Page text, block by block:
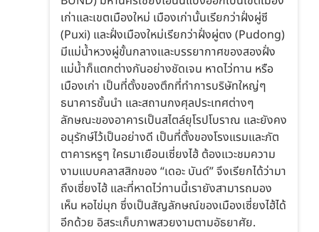
เก่าและเขตเมืองใหม่ เมืองเก่านั้นเรียกว่าฝั่งผู่ซี
(Puxi) และฝั่งเมืองใหม่เรียกว่าฝั่งผู่ตง (Pudong)
มีแม่น้ำหวงผู่ขั้นกลางและบรรยากาศของสองฝั่ง
แม่น้ำก็แตกต่างกันอย่างชัดเจน หาดไว่ทาน หรือ
เมืองเก่า เป็นที่ตั้งของตึกที่ทำการบริษัทใหญ่ๆ
ธนาคารชั้นนำ และสถานกงศุลประเทศต่างๆ
ลักษณะของอาคารเป็นสไตล์ยุโรปโบราณ และยังคง
อนุรักษ์ไว้เป็นอย่างดี เป็นที่ตั้งของโรงแรมและภัต
ตาคารหรูๆ ใครมาเยือนเซี่ยงไฮ้ ต้องแวะชมความ
งามแบบคลาสสิกของ “เดอะ บันด์” จึงเรียกได้ว่ามา
ถึงเซี่ยงไฮ้ และที่หาดไว่ทานนี้เรายังสามารถมอง
เห็น หอไข่มุก ซึ่งเป็นสัญลักษณ์ของเมืองเซี่ยงไฮ้ได้
อีกด้วย อิสระเก็บภาพสวยงามตามอัธยาศัย.